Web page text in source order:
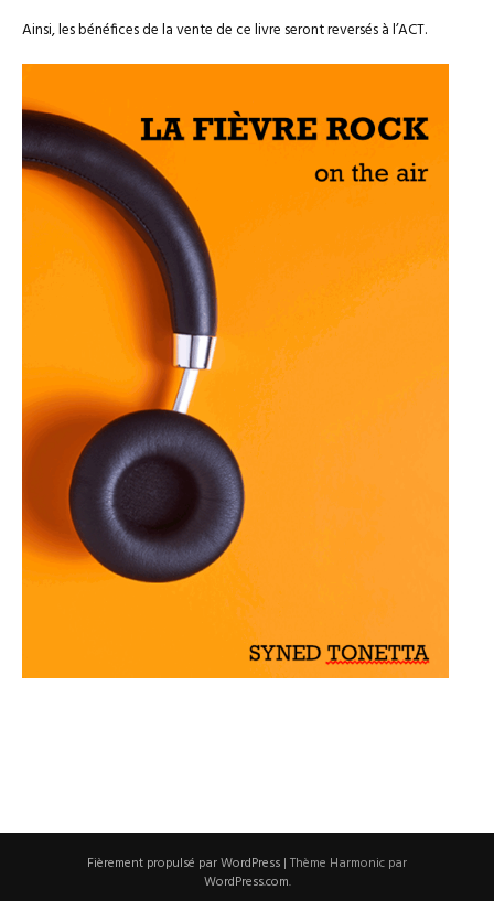
Ainsi, les bénéfices de la vente de ce livre seront reversés à l’ACT.
Fièrement propulsé par WordPress | Thème Harmonic par
WordPress.com.